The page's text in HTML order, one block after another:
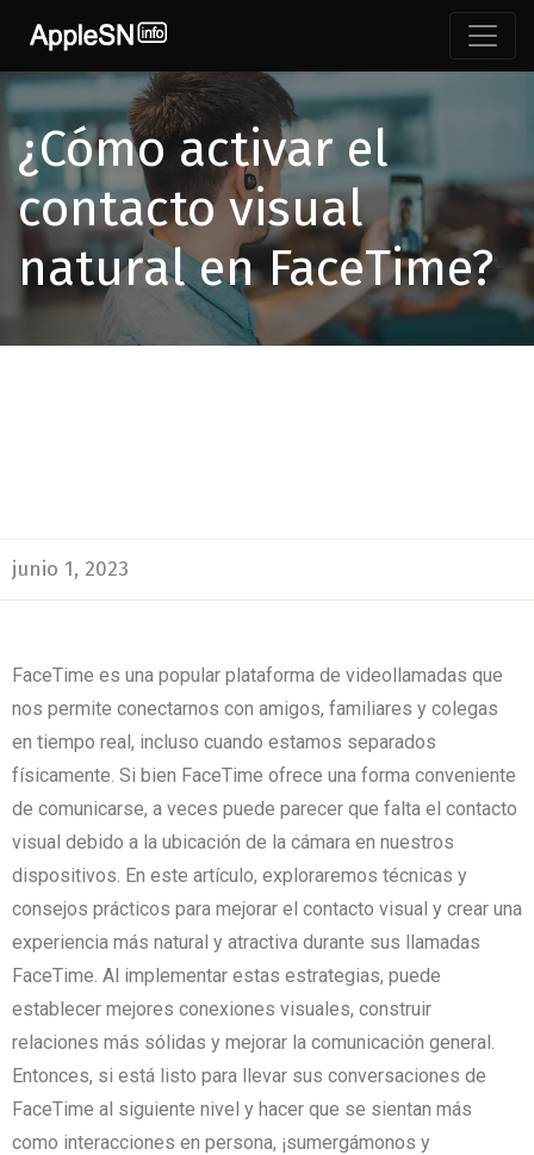
¿Cómo activar el
contacto visual
natural en FaceTime?
junio 1, 2023
FaceTime es una popular plataforma de videollamadas que
nos permite conectarnos con amigos, familiares y colegas
en tiempo real, incluso cuando estamos separados
físicamente. Si bien FaceTime ofrece una forma conveniente
de comunicarse, a veces puede parecer que falta el contacto
visual debido a la ubicación de la cámara en nuestros
dispositivos. En este artículo, exploraremos técnicas y
consejos prácticos para mejorar el contacto visual y crear una
experiencia más natural y atractiva durante sus llamadas
FaceTime. Al implementar estas estrategias, puede
establecer mejores conexiones visuales, construir
relaciones más sólidas y mejorar la comunicación general.
Entonces, si está listo para llevar sus conversaciones de
FaceTime al siguiente nivel y hacer que se sientan más
como interacciones en persona, ¡sumergámonos y